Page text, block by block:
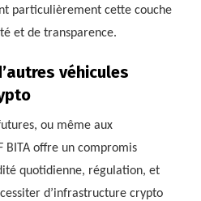
particulièrement cette couche
et de transparence.
véhicules
ou même aux
BITA offre un compromis
quotidienne, régulation, et
d’infrastructure crypto